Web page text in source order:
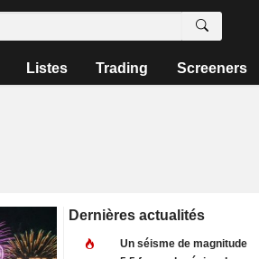
Listes Trading Screeners
Dernières actualités
Un séisme de magnitude